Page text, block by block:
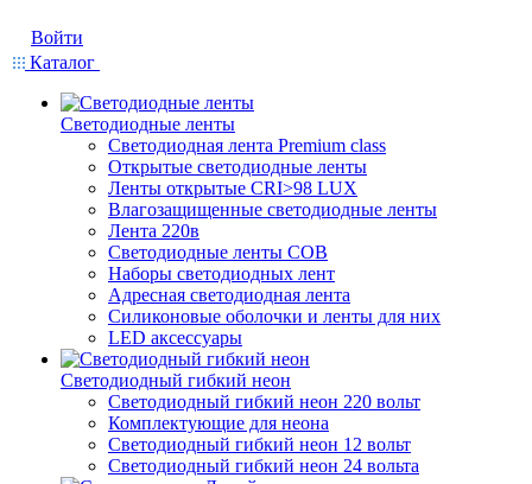
Войти
Каталог
Светодиодные ленты
Светодиодная лента Premium class
Открытые светодиодные ленты
Ленты открытые CRI>98 LUX
Влагозащищенные светодиодные ленты
Лента 220в
Светодиодные ленты COB
Наборы светодиодных лент
Адресная светодиодная лента
Силиконовые оболочки и ленты для них
LED аксессуары
Светодиодный гибкий неон
Светодиодный гибкий неон 220 вольт
Комплектующие для неона
Светодиодный гибкий неон 12 вольт
Светодиодный гибкий неон 24 вольта